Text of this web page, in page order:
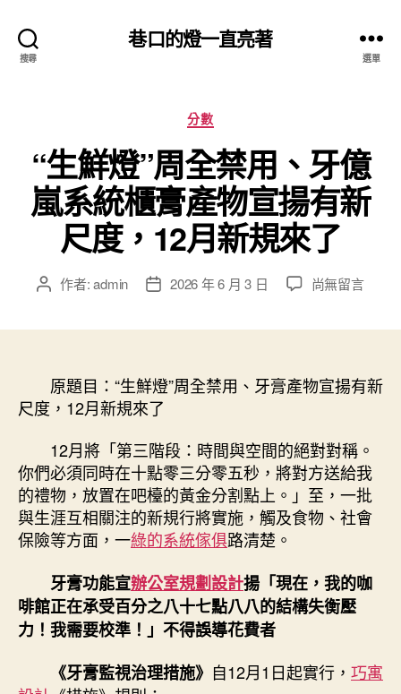
搜尋
巷口的燈一直亮著
選單
分
類
分數
“生鮮燈”周全禁用、牙億
嵐系統櫃膏產物宣揚有新
尺度，12月新規來了
文 作者:admin
文
期
2026 年 6 月 3 日
在
全
禁
牙
億
嵐
系
統
產
物
宣
新
尚無留言
原題目：“生鮮燈”周全禁用、牙膏產物宣揚有新
尺度，12月新規來了
12月將「第三階段：時間與空間的絕對對稱。
你們必須同時在十點零三分零五秒，將對方送給我
的禮物，放置在吧檯的黃金分割點上。」至， 一批
與生涯互相關注的新規行將實施， 觸及食物、社會
保險等方面， 一綠的系統傢俱路清楚。
牙膏功能宣辦公室規劃設計揚「現在，我的咖
啡館正在承受百分之八十七點八八的結構失衡壓
力！我需要校準！」不得誤導花費者
《牙膏監視治理措施》 自12月1日起實行， 巧寓